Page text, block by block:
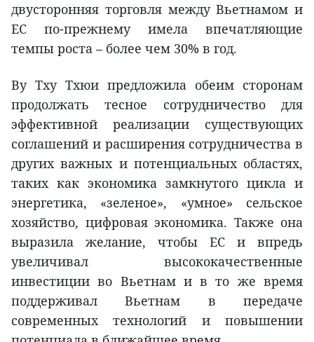
двусторонняя торговля между Вьетнамом и
ЕС по-прежнему имела впечатляющие
темпы роста – более чем 30% в год.
Ву Тху Тхюи предложила обеим сторонам
продолжать тесное сотрудничество для
эффективной реализации существующих
соглашений и расширения сотрудничества в
других важных и потенциальных областях,
таких как экономика замкнутого цикла и
энергетика, «зеленое», «умное» сельское
хозяйство, цифровая экономика. Также она
выразила желание, чтобы ЕС и впредь
увеличивал высококачественные
инвестиции во Вьетнам и в то же время
поддерживал Вьетнам в передаче
современных технологий и повышении